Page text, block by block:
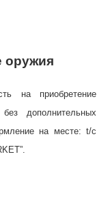
оружия
на приобретение
дополнительных
на месте: t/c